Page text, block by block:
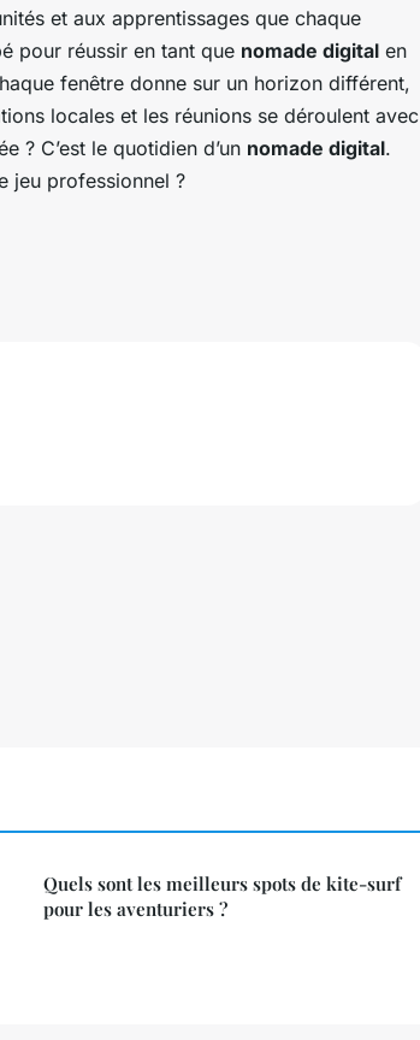
et aux apprentissages que chaque
pour réussir en tant que nomade digital en
fenêtre donne sur un horizon différent,
locales et les réunions se déroulent avec
? C’est le quotidien d’un nomade digital.
jeu professionnel ?
Quels sont les meilleurs spots de kite-surf
pour les aventuriers ?